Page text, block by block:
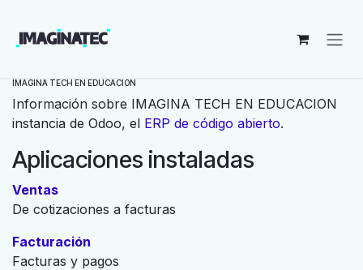
IMAGINA TECH EN EDUCACION
Información sobre IMAGINA TECH EN EDUCACION
instancia de Odoo, el ERP de código abierto.
Aplicaciones instaladas
Ventas
De cotizaciones a facturas
Facturación
Facturas y pagos